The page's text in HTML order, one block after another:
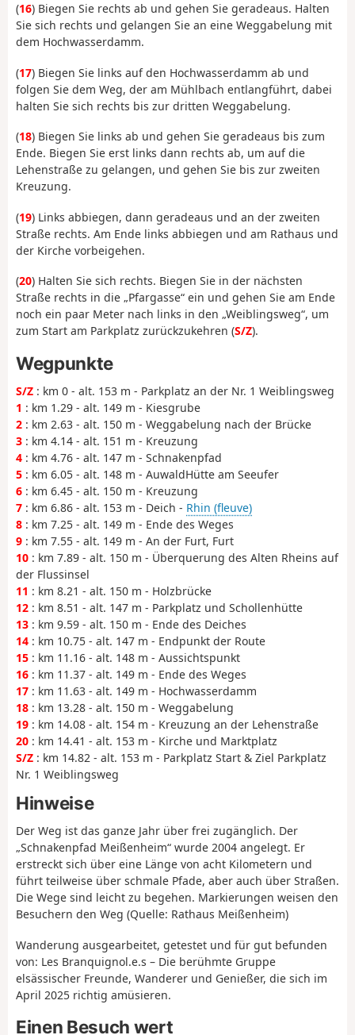
(16) Biegen Sie rechts ab und gehen Sie geradeaus. Halten
Sie sich rechts und gelangen Sie an eine Weggabelung mit
dem Hochwasserdamm.
(17) Biegen Sie links auf den Hochwasserdamm ab und
folgen Sie dem Weg, der am Mühlbach entlangführt, dabei
halten Sie sich rechts bis zur dritten Weggabelung.
(18) Biegen Sie links ab und gehen Sie geradeaus bis zum
Ende. Biegen Sie erst links dann rechts ab, um auf die
Lehenstraße zu gelangen, und gehen Sie bis zur zweiten
Kreuzung.
(19) Links abbiegen, dann geradeaus und an der zweiten
Straße rechts. Am Ende links abbiegen und am Rathaus und
der Kirche vorbeigehen.
(20) Halten Sie sich rechts. Biegen Sie in der nächsten
Straße rechts in die „Pfargasse“ ein und gehen Sie am Ende
noch ein paar Meter nach links in den „Weiblingsweg“, um
zum Start am Parkplatz zurückzukehren (S/Z).
Wegpunkte
S/Z : km 0 - alt. 153 m - Parkplatz an der Nr. 1 Weiblingsweg
1 : km 1.29 - alt. 149 m - Kiesgrube
2 : km 2.63 - alt. 150 m - Weggabelung nach der Brücke
3 : km 4.14 - alt. 151 m - Kreuzung
4 : km 4.76 - alt. 147 m - Schnakenpfad
5 : km 6.05 - alt. 148 m - AuwaldHütte am Seeufer
6 : km 6.45 - alt. 150 m - Kreuzung
7 : km 6.86 - alt. 153 m - Deich - Rhin (fleuve)
8 : km 7.25 - alt. 149 m - Ende des Weges
9 : km 7.55 - alt. 149 m - An der Furt, Furt
10 : km 7.89 - alt. 150 m - Überquerung des Alten Rheins auf
der Flussinsel
11 : km 8.21 - alt. 150 m - Holzbrücke
12 : km 8.51 - alt. 147 m - Parkplatz und Schollenhütte
13 : km 9.59 - alt. 150 m - Ende des Deiches
14 : km 10.75 - alt. 147 m - Endpunkt der Route
15 : km 11.16 - alt. 148 m - Aussichtspunkt
16 : km 11.37 - alt. 149 m - Ende des Weges
17 : km 11.63 - alt. 149 m - Hochwasserdamm
18 : km 13.28 - alt. 150 m - Weggabelung
19 : km 14.08 - alt. 154 m - Kreuzung an der Lehenstraße
20 : km 14.41 - alt. 153 m - Kirche und Marktplatz
S/Z : km 14.82 - alt. 153 m - Parkplatz Start & Ziel Parkplatz
Nr. 1 Weiblingsweg
Hinweise
Der Weg ist das ganze Jahr über frei zugänglich. Der
„Schnakenpfad Meißenheim“ wurde 2004 angelegt. Er
erstreckt sich über eine Länge von acht Kilometern und
führt teilweise über schmale Pfade, aber auch über Straßen.
Die Wege sind leicht zu begehen. Markierungen weisen den
Besuchern den Weg (Quelle: Rathaus Meißenheim)
Wanderung ausgearbeitet, getestet und für gut befunden
von: Les Branquignol.e.s – Die berühmte Gruppe
elsässischer Freunde, Wanderer und Genießer, die sich im
April 2025 richtig amüsieren.
Einen Besuch wert